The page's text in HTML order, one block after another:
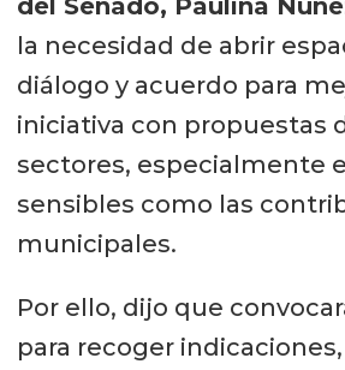
la necesidad de abrir
diálogo y acuerdo para
iniciativa con propuestas
sectores, especialmente
sensibles como las
municipales.
Por ello, dijo que
para recoger